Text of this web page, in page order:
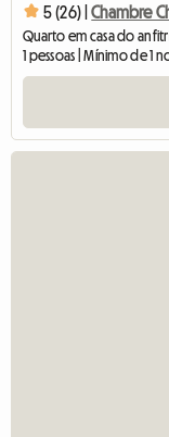
5 (26) | Chambre
Quarto em casa do
1 pessoas | Mínimo de 1